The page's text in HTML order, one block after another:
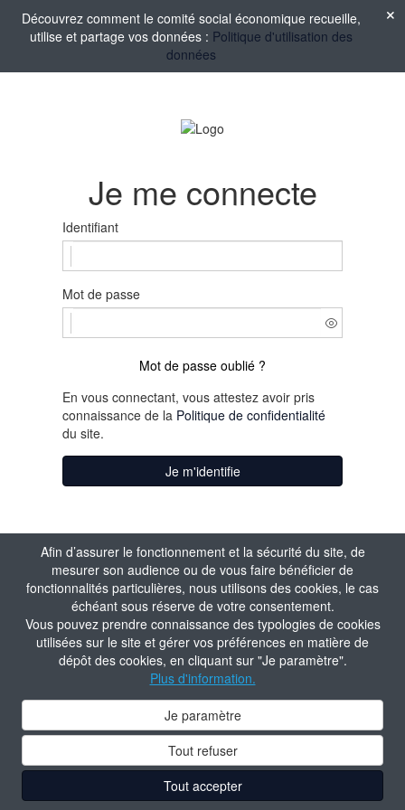
Afin d’assurer le fonctionnement et la sécurité du site, de
mesurer son audience ou de vous faire bénéficier de
fonctionnalités particulières, nous utilisons des cookies, le cas
échéant sous réserve de votre consentement.
Vous pouvez prendre connaissance des typologies de cookies
utilisées sur le site et gérer vos préférences en matière de
dépôt des cookies, en cliquant sur "Je paramètre".
Plus d'information.
Je paramètre
Tout refuser
Tout accepter
Découvrez comment le comité social économique recueille,
utilise et partage vos données : Politique d'utilisation des
données
Je me connecte
Identifiant
Mot de passe
Mot de passe oublié ?
En vous connectant, vous attestez avoir pris
connaissance de la Politique de confidentialité
du site.
Je m'identifie